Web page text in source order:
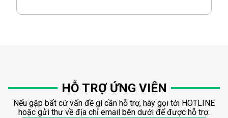
HỖ TRỢ ỨNG VIÊN
Nếu gặp bất cứ vấn đề gì cần hỗ trợ, hãy gọi tới HOTLINE
hoặc gửi thư về địa chỉ email bên dưới để được hỗ trợ.